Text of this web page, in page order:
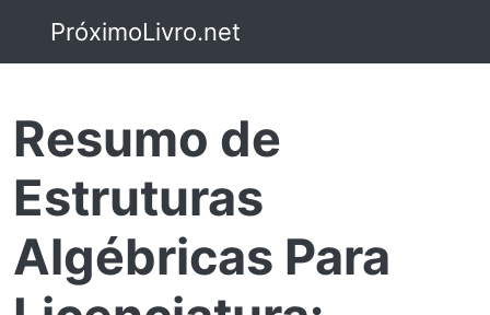
PróximoLivro.net
Resumo de
Estruturas
Algébricas Para